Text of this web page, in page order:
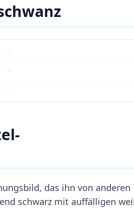
--
--
--
das ihn von anderen
schwarz mit auffälligen